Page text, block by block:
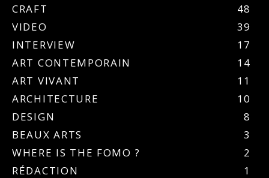
CRAFT
48
VIDEO
39
INTERVIEW
17
ART CONTEMPORAIN
14
ART VIVANT
11
ARCHITECTURE
10
DESIGN
8
BEAUX ARTS
3
WHERE IS THE FOMO ?
2
RÉDACTION
1